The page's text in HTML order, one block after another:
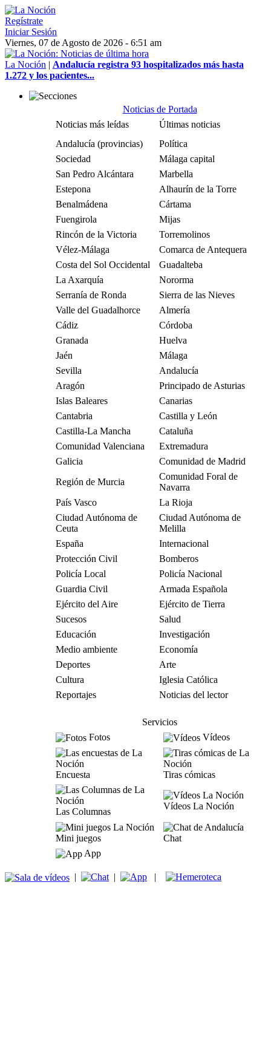
Regístrate
Iniciar Sesión
Viernes, 07 de Agosto de 2026 - 6:51 am
La Noción | Andalucía registra 93 hospitalizados más hasta
1.272 y los pacientes...
Noticias de Portada
Noticias más leídas
Últimas noticias
Andalucía (provincias)
Política
Sociedad
Málaga capital
San Pedro Alcántara
Marbella
Estepona
Alhaurín de la Torre
Benalmádena
Cártama
Fuengirola
Mijas
Rincón de la Victoria
Torremolinos
Vélez-Málaga
Comarca de Antequera
Costa del Sol Occidental
Guadalteba
La Axarquía
Nororma
Serranía de Ronda
Sierra de las Nieves
Valle del Guadalhorce
Almería
Cádiz
Córdoba
Granada
Huelva
Jaén
Málaga
Sevilla
Andalucía
Aragón
Principado de Asturias
Islas Baleares
Canarias
Cantabria
Castilla y León
Castilla-La Mancha
Cataluña
Comunidad Valenciana
Extremadura
Galicia
Comunidad de Madrid
Región de Murcia
Comunidad Foral de
Navarra
País Vasco
La Rioja
Ciudad Autónoma de
Ceuta
Ciudad Autónoma de
Melilla
España
Internacional
Protección Civil
Bomberos
Policía Local
Policía Nacional
Guardia Civil
Armada Española
Ejército del Aire
Ejército de Tierra
Sucesos
Salud
Educación
Investigación
Medio ambiente
Economía
Deportes
Arte
Cultura
Iglesia Católica
Reportajes
Noticias del lector
Servicios
Fotos
Vídeos
Encuesta Tiras cómicas
Las Columnas
Vídeos La Noción
Mini juegos
Chat
App
| | |